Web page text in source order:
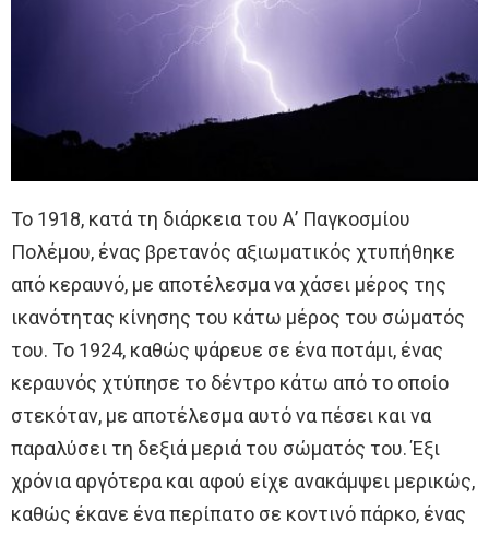
Το 1918, κατά τη διάρκεια του Α’ Παγκοσμίου
Πολέμου, ένας βρετανός αξιωματικός χτυπήθηκε
από κεραυνό, με αποτέλεσμα να χάσει μέρος της
ικανότητας κίνησης του κάτω μέρος του σώματός
του. Το 1924, καθώς ψάρευε σε ένα ποτάμι, ένας
κεραυνός χτύπησε το δέντρο κάτω από το οποίο
στεκόταν, με αποτέλεσμα αυτό να πέσει και να
παραλύσει τη δεξιά μεριά του σώματός του. Έξι
χρόνια αργότερα και αφού είχε ανακάμψει μερικώς,
καθώς έκανε ένα περίπατο σε κοντινό πάρκο, ένας